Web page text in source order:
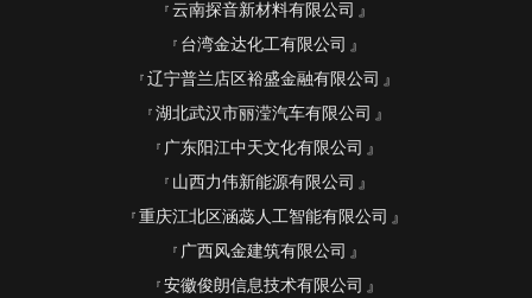
云南探音新材料有限公司
台湾金达化工有限公司
辽宁普兰店区裕盛金融有限公司
湖北武汉市丽滢汽车有限公司
广东阳江中天文化有限公司
山西力伟新能源有限公司
重庆江北区涵蕊人工智能有限公司
广西风金建筑有限公司
安徽俊朗信息技术有限公司